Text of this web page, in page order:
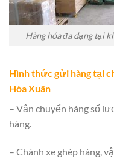
Hàng hóa đa dạng tại
Hình thức gửi hàng tại
Hòa Xuân
– Vận chuyển hàng số
hàng.
– Chành xe ghép hàng,